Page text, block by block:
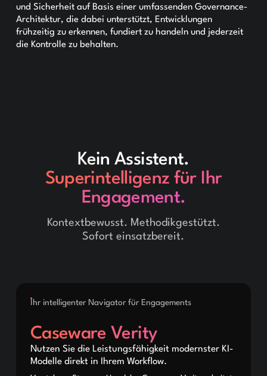
und Sicherheit auf Basis einer umfassenden Governance-
Architektur, die dabei unterstützt, Entwicklungen
frühzeitig zu erkennen, fundiert zu handeln und jederzeit
die Kontrolle zu behalten.
Kein Assistent.
Superintelligenz für Ihr
Engagement.
Kontextbewusst. Methodikgestützt.
Sofort einsatzbereit.
Ihr intelligenter Navigator für Engagements
Caseware Verity
Nutzen Sie die Leistungsfähigkeit modernster KI-
Modelle direkt in Ihrem Workflow.